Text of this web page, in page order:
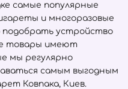
самые популярные
и многоразовые
подобрать устройство
товары имеют
мы регулярно
самым выгодным
Ковпака, Киев.